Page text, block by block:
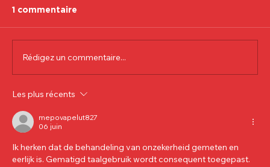
Communiqué officiel Lionel Colson
1 commentaire
Rédigez un commentaire...
Les plus récents
mepovapelut827
06 juin
Ik herken dat de behandeling van onzekerheid gemeten en
eerlijk is. Gematigd taalgebruik wordt consequent toegepast.